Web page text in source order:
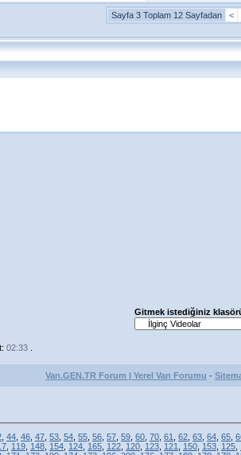
Sayfa 3 Toplam 12 Sayfadan <
Gitmek istediğiniz
02:33.
Van.GEN.TR Forum | Yerel Van Forumu -
44 46 47 53 54 55 56 57 59 60 70 61 62 63 64 65
119 148 154 124 165 122 120 123 121 150 153 125